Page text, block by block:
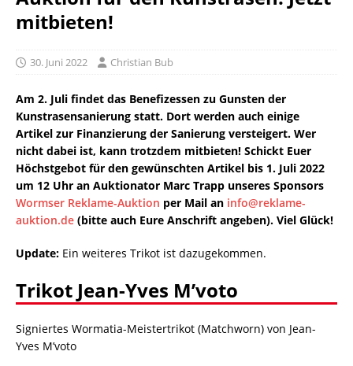
mitbieten!
30. Juni 2022 Christian Bub
Am 2. Juli findet das Benefizessen zu Gunsten der
Kunstrasensanierung statt. Dort werden auch einige
Artikel zur Finanzierung der Sanierung versteigert. Wer
nicht dabei ist, kann trotzdem mitbieten! Schickt Euer
Höchstgebot für den gewünschten Artikel bis 1. Juli 2022
um 12 Uhr an Auktionator Marc Trapp unseres Sponsors
Wormser Reklame-Auktion per Mail an info@reklame-
auktion.de (bitte auch Eure Anschrift angeben). Viel Glück!
Update: Ein weiteres Trikot ist dazugekommen.
Trikot Jean-Yves M’voto
Signiertes Wormatia-Meistertrikot (Matchworn) von Jean-
Yves M’voto